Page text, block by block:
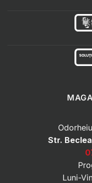
Str.
Luni-